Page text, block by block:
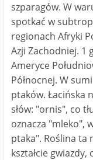
szparagów. W
spotkać w
regionach Afryki
Azji Zachodniej.
Ameryce
Północnej. W
ptaków. Łacińska
słów: "ornis", co
oznacza "mleko",
ptaka". Roślina ta
kształcie